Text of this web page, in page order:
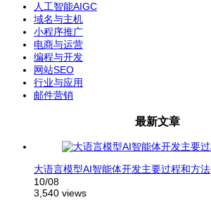
人工智能AIGC
域名与主机
小程序推广
电商与运营
编程与开发
网站SEO
行业与应用
邮件营销
最新文章
大语言模型AI智能体开发主要过程和方法
10/08
3,540 views